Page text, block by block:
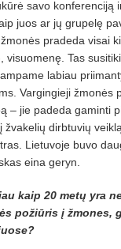
savo konferenciją
juos ar jų grupelę
žmonės pradeda visai
visuomenę. Tas
labiau
Vargingieji žmonės
– jie padeda gaminti
žvakelių dirbtuvių
Lietuvoje buvo
eina geryn.
kaip 20 metų yra
požiūris į žmones,